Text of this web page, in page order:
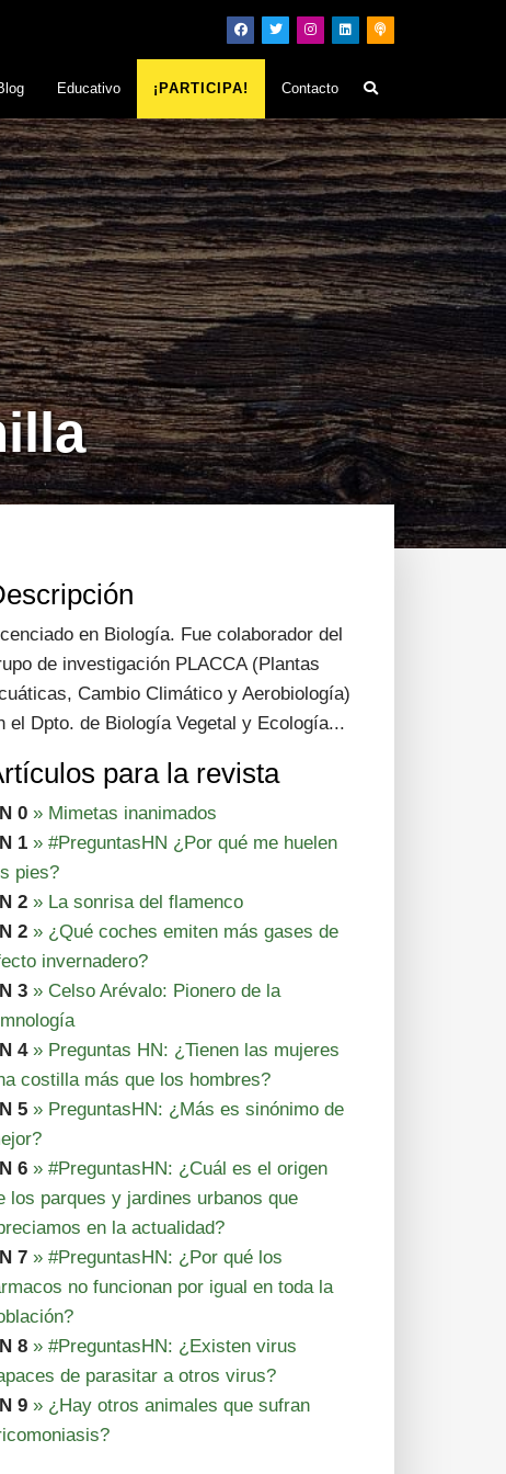
Educativo ¡PARTICIPA! Contacto
en Biología. Fue colaborador del
de investigación PLACCA (Plantas
Cambio Climático y Aerobiología)
el Dpto. de Biología Vegetal y Ecología...
para la revista
0 » Mimetas inanimados
1 » #PreguntasHN ¿Por qué me huelen
pies?
2 » La sonrisa del flamenco
2 » ¿Qué coches emiten más gases de
invernadero?
3 » Celso Arévalo: Pionero de la
4 » Preguntas HN: ¿Tienen las mujeres
costilla más que los hombres?
5 » PreguntasHN: ¿Más es sinónimo de
6 » #PreguntasHN: ¿Cuál es el origen
los parques y jardines urbanos que
en la actualidad?
7 » #PreguntasHN: ¿Por qué los
no funcionan por igual en toda la
8 » #PreguntasHN: ¿Existen virus
de parasitar a otros virus?
9 » ¿Hay otros animales que sufran